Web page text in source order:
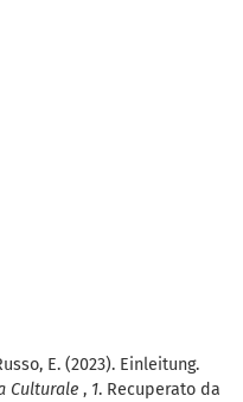
E. (2023). Einleitung.
Culturale , 1. Recuperato da